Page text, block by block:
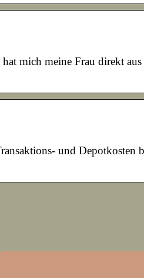
mich meine Frau direkt
und Depotkosten